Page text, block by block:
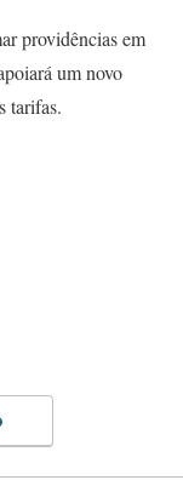
providências em
um novo
tarifas.